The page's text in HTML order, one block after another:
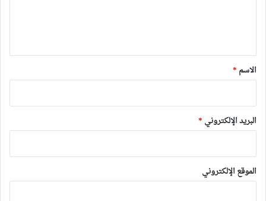
*
الاسم *
البريد الإلكتروني *
الموقع الإلكتروني